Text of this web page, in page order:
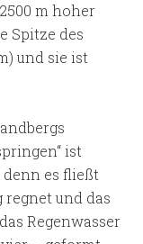
m hoher
Spitze des
und sie ist
ist
es fließt
regnet und das
Regenwasser